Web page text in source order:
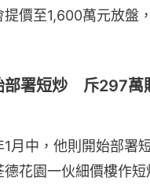
提價至1,600萬元放盤
部署短炒 斥297萬
1月中，他則開始部署
德花園一伙細價樓作